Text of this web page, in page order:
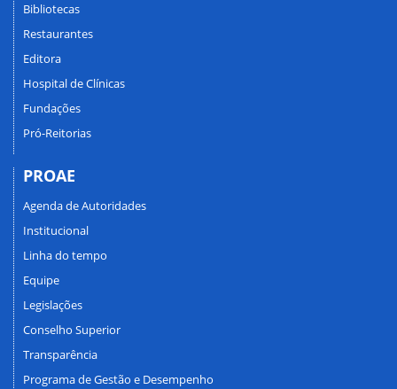
Bibliotecas
Restaurantes
Editora
Hospital de Clínicas
Fundações
Pró-Reitorias
PROAE
Agenda de Autoridades
Institucional
Linha do tempo
Equipe
Legislações
Conselho Superior
Transparência
Programa de Gestão e Desempenho